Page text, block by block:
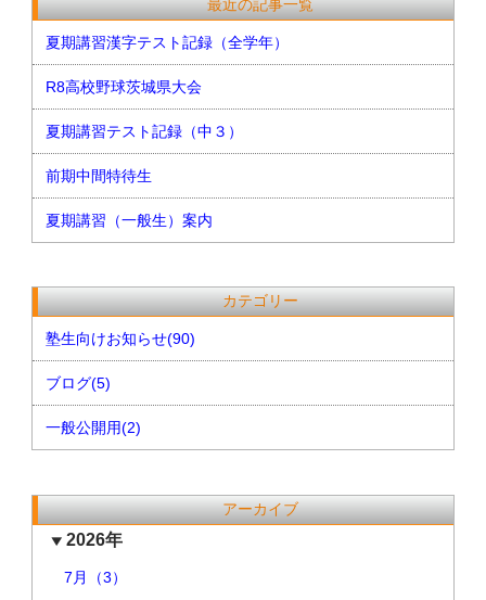
最近の記事一覧
夏期講習漢字テスト記録（全学年）
R8高校野球茨城県大会
夏期講習テスト記録（中３）
前期中間特待生
夏期講習（一般生）案内
カテゴリー
塾生向けお知らせ(90)
ブログ(5)
一般公開用(2)
アーカイブ
2026年
7月（3）